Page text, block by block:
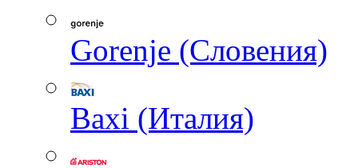
Gorenje (Словения)
Baxi (Италия)